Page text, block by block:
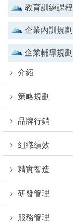
教育訓練課程
企業內訓規劃
企業輔導規劃
介紹
策略規劃
品牌行銷
組織績效
精實智造
研發管理
服務管理